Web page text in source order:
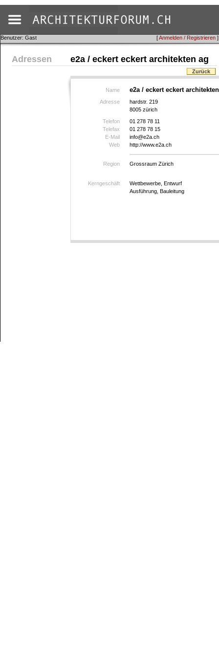
[Anmelden / Registrieren ]
Benutzer: Gast
Adressen e2a / eckert eckert architekten ag
Zurück
Name e2a / eckert eckert
Adresse
hardstr. 219
8005 zürich
Telefon
01 278 78 11
Telefax
01 278 78 15
E-Mail
info@e2a.ch
Web
http://www.e2a.ch
Region Grossraum Zürich
Kerngeschäft
Wettbewerbe, Entwurf
Ausführung, Bauleitung